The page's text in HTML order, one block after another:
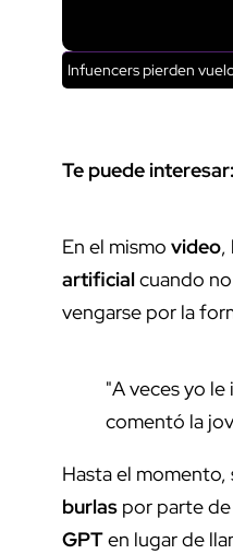
Infuencers pierden
Te puede interesar:
En el mismo video,
artificialcuando
vengarse por la
"A veces yo
comentó la
Hasta el momento,
burlas por parte
GPTen lugar de